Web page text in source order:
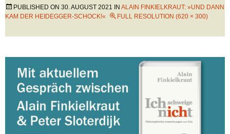
PUBLISHED ON 30. AUGUST 2021 IN ALAIN FINKIELKRAUT: »UND DANN
KAM DER HEIDEGGER-SCHOCK!«
FULL RESOLUTION (620 × 300)